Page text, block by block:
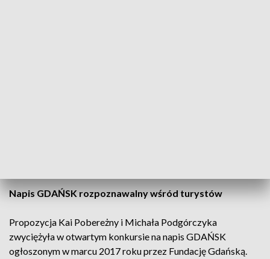
Napis GDAŃSK rozpoznawalny wśród turystów
Propozycja Kai Pobereżny i Michała Podgórczyka
zwyciężyła w otwartym konkursie na napis GDAŃSK
ogłoszonym w marcu 2017 roku przez Fundację Gdańską.